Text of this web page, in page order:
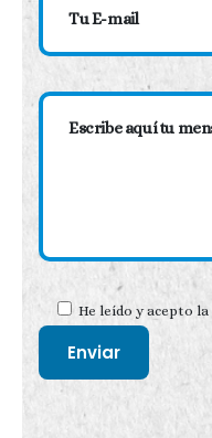
He leído y acepto la
Alternative: